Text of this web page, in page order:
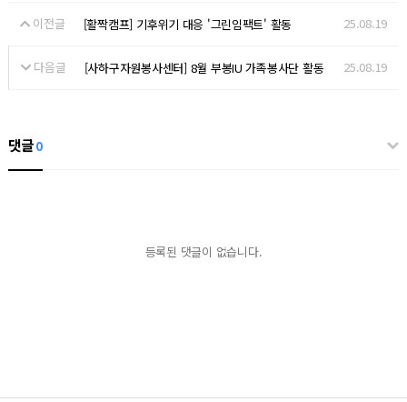
이전글 [활짝캠프] 기후위기 대응 '그린임팩트' 활동 25.08.19
다음글 [사하구자원봉사센터] 8월 부봉IU 가족봉사단 활동 25.08.19
댓글0
등록된 댓글이 없습니다.